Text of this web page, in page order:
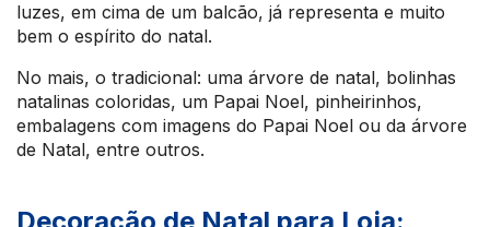
luzes, em cima de um balcão, já representa e muito
bem o espírito do natal.
No mais, o tradicional: uma árvore de natal, bolinhas
natalinas coloridas, um Papai Noel, pinheirinhos,
embalagens com imagens do Papai Noel ou da árvore
de Natal, entre outros.